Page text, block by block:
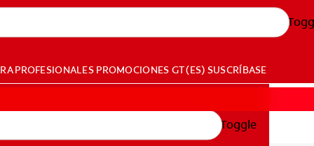
PROFESIONALES PROMOCIONES GT (ES) SUSCRÍBASE
Toggle